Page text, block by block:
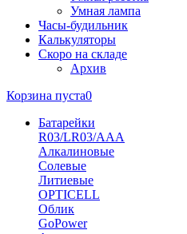
Умная лампа
Часы-будильник
Калькуляторы
Скоро на складе
Архив
Корзина пуста0
Батарейки
R03/LR03/AAA
Алкалиновые
Солевые
Литиевые
OPTICELL
Облик
GoPower